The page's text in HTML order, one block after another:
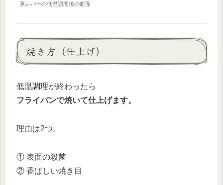
豚レバーの低温調理後の断面
焼き方（仕上げ）
低温調理が終わったら
フライパンで焼いて仕上げます。
理由は2つ。
① 表面の殺菌
② 香ばしい焼き目